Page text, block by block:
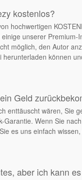
kostenlos?
hochwertigen
unserer
möglich, den Autor
können
Geld
enttäuscht wären, Sie
Garantie. Wenn Sie
es uns einfach
aber ich kann